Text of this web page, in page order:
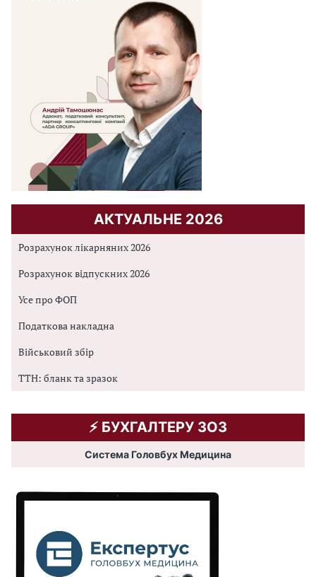
АКТУАЛЬНЕ 2026
Розрахунок лікарняних 2026
Розрахунок відпускних 2026
Усе про ФОП
Податкова накладна
Військовий збір
ТТН: бланк та зразок
⚡️ БУХГАЛТЕРУ ЗОЗ
Система Головбух Медицина